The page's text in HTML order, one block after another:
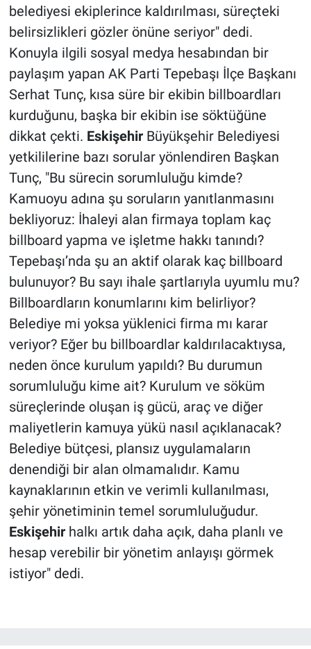
belediyesi ekiplerince kaldırılması, süreçteki
belirsizlikleri gözler önüne seriyor" dedi.
Konuyla ilgili sosyal medya hesabından bir
paylaşım yapan AK Parti Tepebaşı İlçe Başkanı
Serhat Tunç, kısa süre bir ekibin billboardları
kurduğunu, başka bir ekibin ise söktüğüne
dikkat çekti. EskişehirBüyükşehir Belediyesi
yetkililerine bazı sorular yönlendiren Başkan
Tunç, "Bu sürecin sorumluluğu kimde?
Kamuoyu adına şu soruların yanıtlanmasını
bekliyoruz: İhaleyi alan firmaya toplam kaç
billboard yapma ve işletme hakkı tanındı?
Tepebaşı’nda şu an aktif olarak kaç billboard
bulunuyor? Bu sayı ihale şartlarıyla uyumlu mu?
Billboardların konumlarını kim belirliyor?
Belediye mi yoksa yüklenici firma mı karar
veriyor? Eğer bu billboardlar kaldırılacaktıysa,
neden önce kurulum yapıldı? Bu durumun
sorumluluğu kime ait? Kurulum ve söküm
süreçlerinde oluşan iş gücü, araç ve diğer
maliyetlerin kamuya yükü nasıl açıklanacak?
Belediye bütçesi, plansız uygulamaların
denendiği bir alan olmamalıdır. Kamu
kaynaklarının etkin ve verimli kullanılması,
şehir yönetiminin temel sorumluluğudur.
Eskişehirhalkı artık daha açık, daha planlı ve
hesap verebilir bir yönetim anlayışı görmek
istiyor" dedi.
Bilim ve Teknoloji